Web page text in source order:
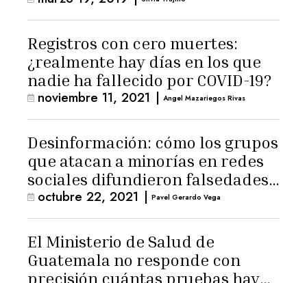
Registros con cero muertes:
¿realmente hay días en los que
nadie ha fallecido por COVID-19?
noviembre 11, 2021 | Angel Mazariegos Rivas
Desinformación: cómo los grupos
que atacan a minorías en redes
sociales difundieron falsedades
sobre COVID-19 en Guatemala
octubre 22, 2021 | Pavel Gerardo Vega
El Ministerio de Salud de
Guatemala no responde con
precisión cuántas pruebas hay